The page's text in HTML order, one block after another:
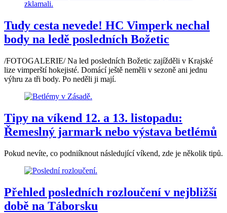
Tudy cesta nevede! HC Vimperk nechal
body na ledě posledních Božetic
/FOTOGALERIE/ Na led posledních Božetic zajížděli v Krajské
lize vimperští hokejisté. Domácí ještě neměli v sezoně ani jednu
výhru za tři body. Po neděli ji mají.
Tipy na víkend 12. a 13. listopadu:
Řemeslný jarmark nebo výstava betlémů
Pokud nevíte, co podniíknout následující víkend, zde je několik tipů.
Přehled posledních rozloučení v nejbližší
době na Táborsku